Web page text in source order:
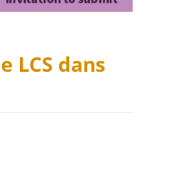
dans